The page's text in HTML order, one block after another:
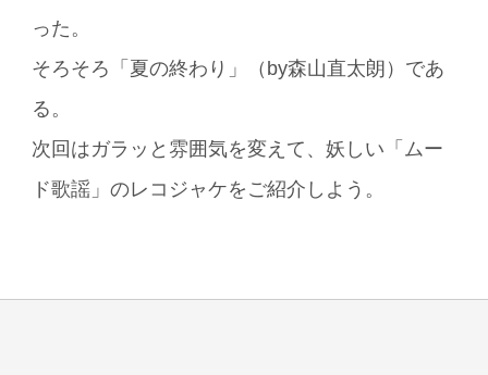
った。
そろそろ「夏の終わり」（by森山直太朗）であ
る。
次回はガラッと雰囲気を変えて、妖しい「ムー
ド歌謡」のレコジャケをご紹介しよう。